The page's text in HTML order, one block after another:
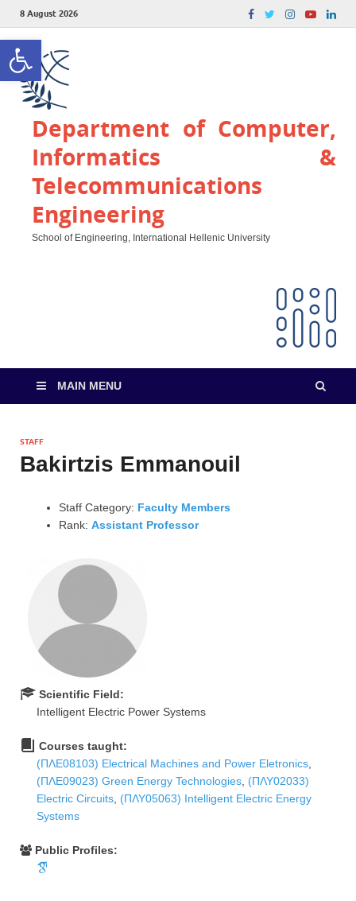
Open toolbar
8 August 2026
Department of Computer,
Informatics &
Telecommunications
Engineering
School of Engineering, International Hellenic University
MAIN MENU
STAFF
Bakirtzis Emmanouil
Staff Category: Faculty Members
Rank: Assistant Professor
Scientific Field:
Intelligent Electric Power Systems
Courses taught:
(ΠΛΕ08103) Electrical Machines and Power Eletronics,
(ΠΛΕ09023) Green Energy Technologies, (ΠΛΥ02033)
Electric Circuits, (ΠΛΥ05063) Intelligent Electric Energy
Systems
Public Profiles: